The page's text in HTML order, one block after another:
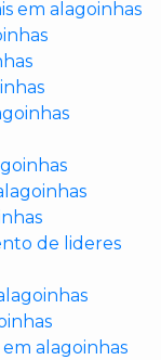
em alagoinhas
de lideres
alagoinhas